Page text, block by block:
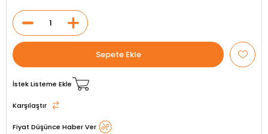
İstek Listeme Ekle
Karşılaştır
Fiyat Düşünce Haber Ver